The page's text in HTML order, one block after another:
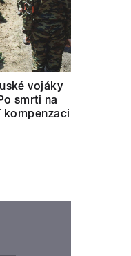
vojáky
smrti na